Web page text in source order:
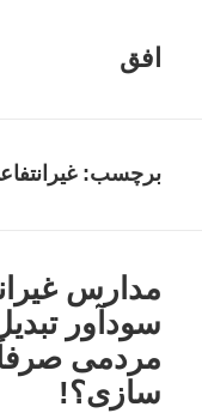
افق
برچسب:
مدارس
سودآور
مردمی
سازی؟!